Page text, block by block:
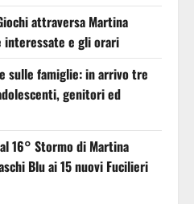
attraversa Martina
interessate e gli orari
sulle famiglie: in arrivo tre
genitori ed
16° Stormo di Martina
Blu ai 15 nuovi Fucilieri